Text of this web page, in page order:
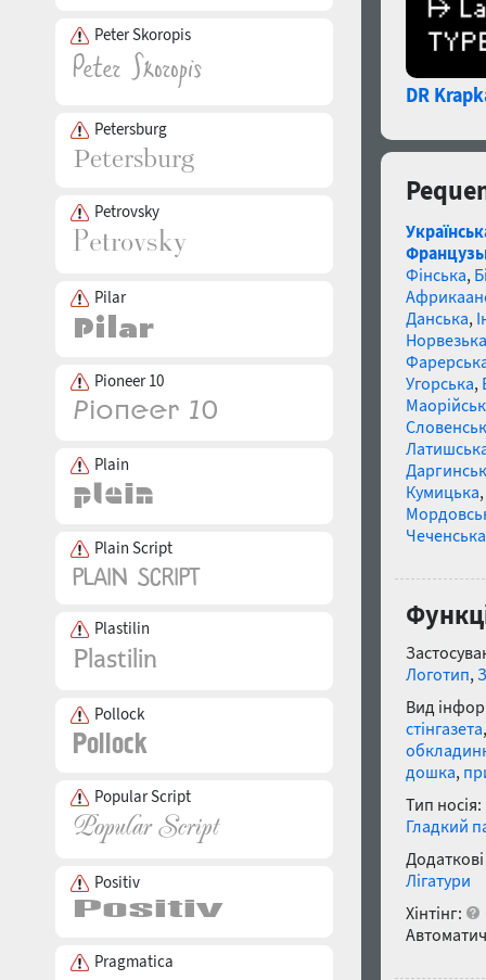
Peter Skoropis
Petersburg
Petrovsky
Pilar
Pioneer 10
Plain
Plain Script
Plastilin
Pollock
Popular Script
Positiv
Pragmatica
DR
Фінська,
Данська,
Норвезька
Угорська,
Кумицька,
Чеченська
Логотип,
Вид
стінгазета
дошка,
Тип носія:
Гладкий
Лігатури
Хінтінг: